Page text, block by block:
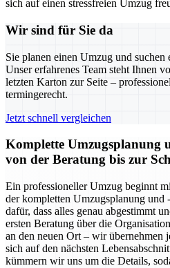
sich auf einen stressfreien Umzug
Wir sind für Sie da
Sie planen einen Umzug und suchen
Unser erfahrenes Team steht Ihnen
letzten Karton zur Seite –
termingerecht.
Jetzt schnell vergleichen
Komplette Umzugsplanung
von der Beratung bis zur
Ein professioneller Umzug beginnt
der kompletten Umzugsplanung
dafür, dass alles genau abgestimmt
ersten Beratung über die
an den neuen Ort – wir übernehmen
sich auf den nächsten
kümmern wir uns um die Details,